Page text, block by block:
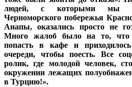
людей, с которыми мы
Черноморского побережья
Анапы, оказались просто не
Много жалоб было на то,
попасть в кафе и
очереди, чтобы поесть. Все
ролик, где молодой человек,
окружении лежащих
в Турцию!».